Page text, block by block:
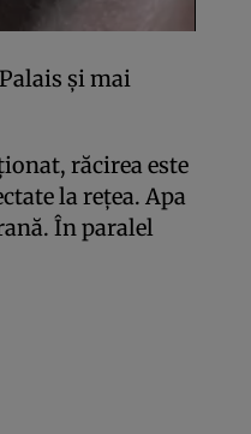
și mai
răcirea este
la rețea. Apa
În paralel